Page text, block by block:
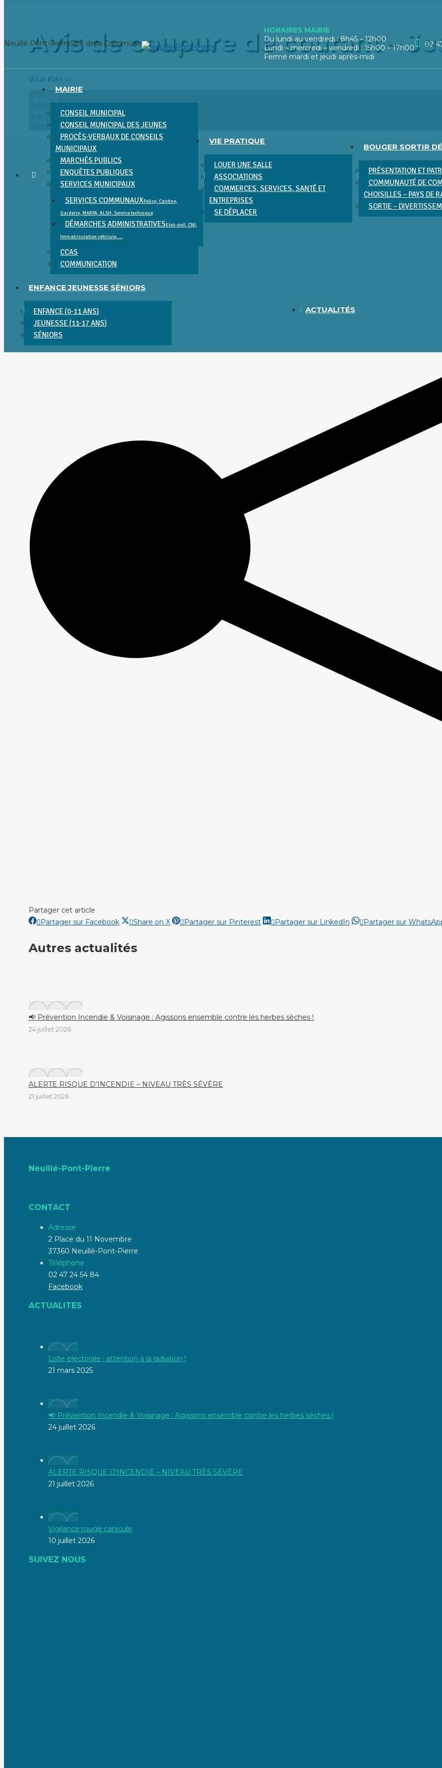
Neuillé-Pont-PierreSite de la Commune
HORAIRES MAIRIE
Du lundi au vendredi : 8h45 – 12h00
Lundi – mercredi – vendredi : 15h00 – 17h00
Fermé mardi et jeudi après-midi
02
MAIRIE
CONSEIL MUNICIPAL
CONSEIL MUNICIPAL DES JEUNES
PROCÈS-VERBAUX DE CONSEILS
MUNICIPAUX
MARCHÉS PUBLICS
ENQUÊTES PUBLIQUES
SERVICES MUNICIPAUX
SERVICES COMMUNAUXPolice, Cantine,
Garderie, MARPA, ALSH, Service technique
DÉMARCHES ADMINISTRATIVESEtat-civil, CNI,
Immatriculation véhicule, …
CCAS
COMMUNICATION
VIE PRATIQUE
LOUER UNE SALLE
ASSOCIATIONS
COMMERCES, SERVICES, SANTÉ ET
ENTREPRISES
SE DÉPLACER
BOUGER SORTIR
PRÉSENTATION ET
COMMUNAUTÉ DE
CHOISILLES – PAYS DE
SORTIE –
ENFANCE JEUNESSE SÉNIORS
ENFANCE (0-11 ANS)
JEUNESSE (11-17 ANS)
SÉNIORS
ACTUALITÉS
Avis de coupure de courant –
Vous êtes ici :
La commune
Avis de coupure de courant…
Partager cet article
Partager sur FacebookPartager
Facebook
Share on XPartagerPartager sur PinterestPartagerPartager sur LinkedIn Partager
Partager sur
Autres actualités
📢 Prévention Incendie & Voisinage : Agissons ensemble contre les herbes sèches !
24 juillet 2026
ALERTE RISQUE D’INCENDIE – NIVEAU TRÈS SÉVÈRE
21 juillet 2026
Neuillé-Pont-Pierre
CONTACT
Adresse
2 Place du 11 Novembre
37360 Neuillé-Pont-Pierre
Téléphone
02 47 24 54 84
Facebook
ACTUALITES
Liste électorale : attention à la radiation !
21 mars 2025
📢 Prévention Incendie & Voisinage : Agissons ensemble contre les herbes sèches !
24 juillet 2026
ALERTE RISQUE D’INCENDIE – NIVEAU TRÈS SÉVÈRE
21 juillet 2026
Vigilance rouge canicule
10 juillet 2026
SUIVEZ NOUS